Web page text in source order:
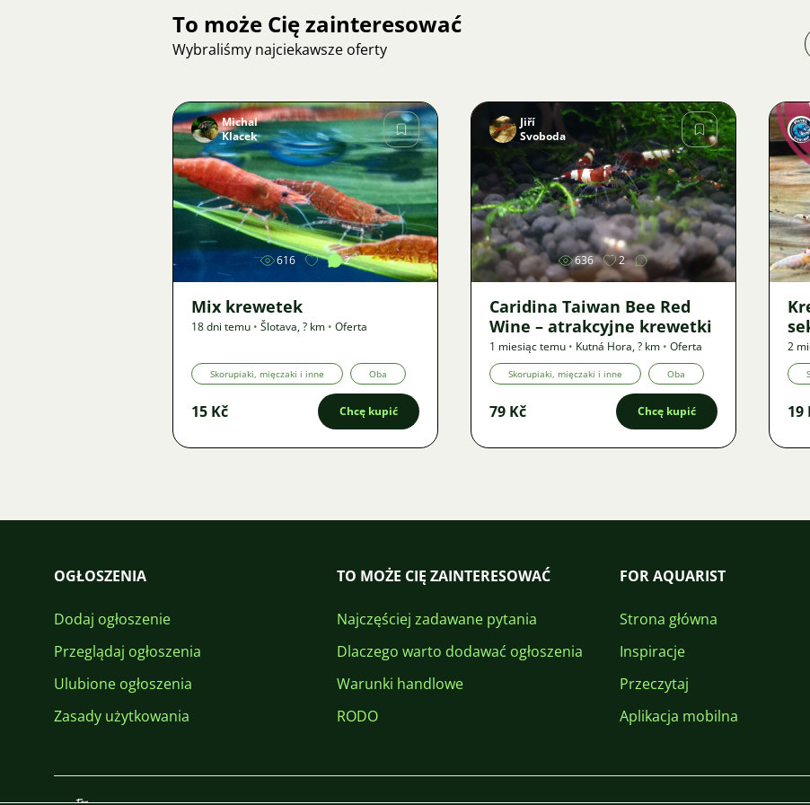
To może Cię zainteresować
Wybraliśmy najciekawsze oferty
Zdjęcie
Michal
Klacek
616 2
Mix krewetek
18 dni temu • Šlotava,? km • Oferta
Skorupiaki, mięczaki i inne Oba
15 Kč Chcę kupić
Zdjęcie
Jiří
Svoboda
636 2
Caridina Taiwan Bee Red
Wine – atrakcyjne krewetki
1 miesiąc temu • Kutná Hora,? km • Oferta
Skorupiaki, mięczaki i inne Oba
79 Kč Chcę kupić
2
19
OGŁOSZENIA
Dodaj ogłoszenie
Przeglądaj ogłoszenia
Ulubione ogłoszenia
Zasady użytkowania
TO MOŻE CIĘ ZAINTERESOWAĆ
Najczęściej zadawane pytania
Dlaczego warto dodawać ogłoszenia
Warunki handlowe
RODO
FOR AQUARIST
Strona główna
Inspiracje
Przeczytaj
Aplikacja mobilna